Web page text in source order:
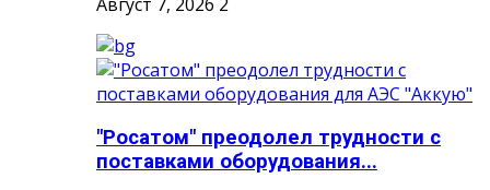
"Росатом" преодолел трудности с
поставками оборудования...